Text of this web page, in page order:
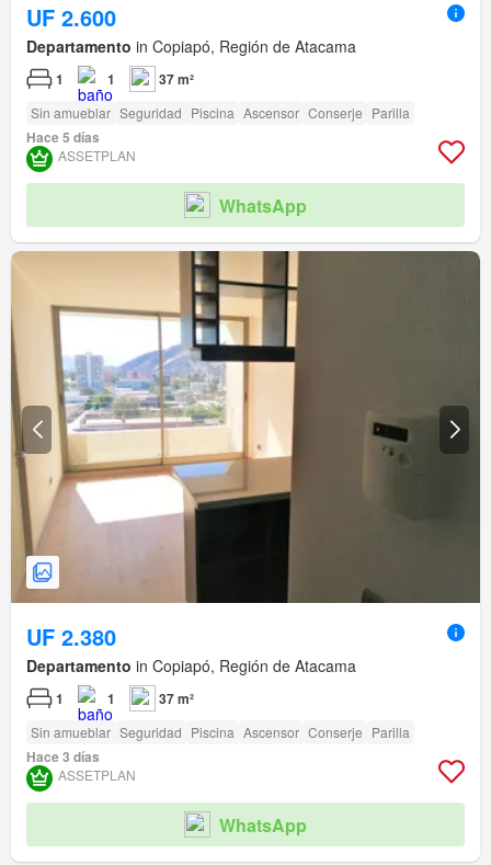
UF 2.600
Departamento in Copiapó, Región de Atacama
1 1 37 m²
Sin amueblar Seguridad Piscina Ascensor Conserje Parilla
Hace 5 días
ASSETPLAN
WhatsApp
UF 2.380
Departamento in Copiapó, Región de Atacama
1 1 37 m²
Sin amueblar Seguridad Piscina Ascensor Conserje Parilla
Hace 3 días
ASSETPLAN
WhatsApp